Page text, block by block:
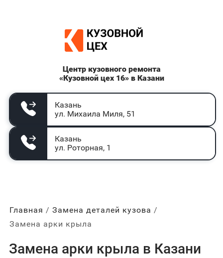
Центр кузовного ремонта
«Кузовной цех 16» в Казани
Казань
ул. Михаила Миля, 51
Казань
ул. Роторная, 1
Главная
Замена деталей кузова
Замена арки крыла
Замена арки крыла в Казани